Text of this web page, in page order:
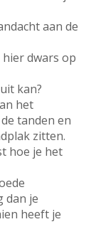
aan de
dwars op
kan?
het
tanden en
zitten.
hoe je het
dan je
heeft je